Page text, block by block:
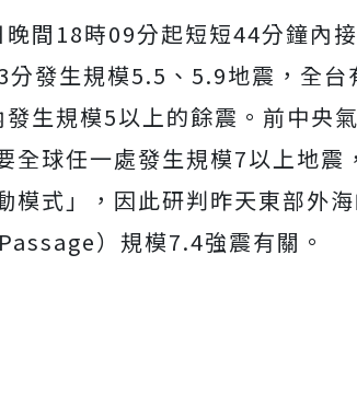
間18時09分起短短44分鐘內
發生規模5.5、5.9地震，全台
生規模5以上的餘震。 前中央
全球任一處發生規模7以上地震
模式」，因此研判昨天東部外
）規模7.4強震有關。